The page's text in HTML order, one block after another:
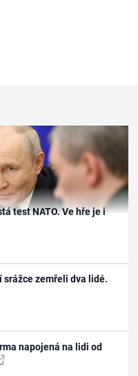
test NATO. Ve hře je i
srážce zemřeli dva lidé.
napojená na lidi od